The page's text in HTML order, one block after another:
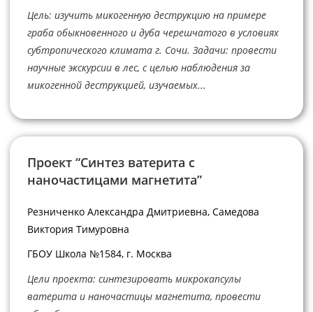
Цель: изучить микогенную деструкцию на примере
граба обыкновенного и дуба черешчатого в условиях
субтропического климата г. Сочи. Задачи: провести
научные экскурсии в лес, с целью наблюдения за
микогенной деструкцией, изучаемых...
Проект “Синтез ватерита с
наночастицами магнетита”
Резниченко Александра Дмитриевна, Самедова
Виктория Тимуровна
ГБОУ Школа №1584, г. Москва
Цели проекта: синтезировать микрокапсулы
ватерита и наночастицы магнетита, провести